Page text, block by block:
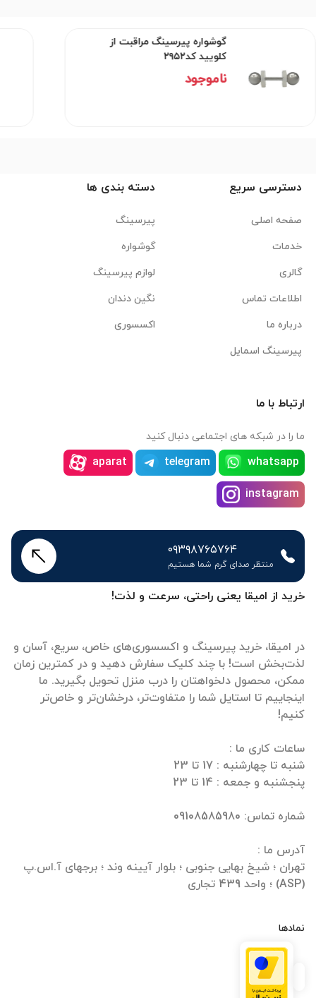
گوشواره پیرسینگ مراقبت از
کلویید کد۲۹۵۲
ناموجود
خرید از امیقا یعنی راحتی، سرعت و لذت!
در امیقا، خرید پیرسینگ و اکسسوری‌های خاص، سریع، آسان و
لذت‌بخش است! با چند کلیک سفارش دهید و در کمترین زمان
ممکن، محصول دلخواهتان را درب منزل تحویل بگیرید. ما
اینجاییم تا استایل شما را متفاوت‌تر، درخشان‌تر و خاص‌تر
تهران ؛ شیخ بهایی جنوبی ؛ بلوار آیینه وند ؛ برجهای آ.اس.پ
(ASP) ؛ واحد 439 تجاری
نمادها
دسترسی سریع
صفحه اصلی
خدمات
گالری
اطلاعات تماس
درباره ما
پیرسینگ اسمایل
دسته بندی ها
پیرسینگ
گوشواره
لوازم پیرسینگ
نگین دندان
اکسسوری
ارتباط با ما
ما را در شبکه های اجتماعی دنبال کنید
whatsapp
telegram
aparat
instagram
۰۹۳۹۸۷۶۵۷۶۴
منتظر صدای گرم شما هستیم